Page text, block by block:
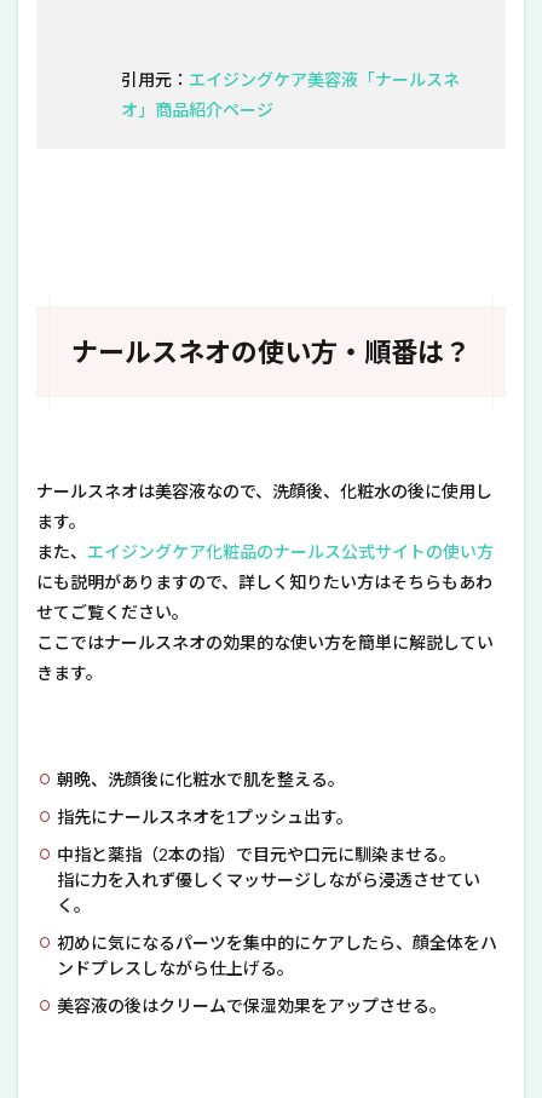
引用元： エイジングケア美容液「ナールスネ
オ」商品紹介ページ
ナールスネオの使い方・順番は？
ナールスネオは美容液なので、洗顔後、化粧水の後に使用し
ます。
また、 エイジングケア化粧品のナールス公式サイトの使い方
にも説明がありますので、詳しく知りたい方はそちらもあわ
せてご覧ください。
ここではナールスネオの効果的な使い方を簡単に解説してい
きます。
朝晩、洗顔後に化粧水で肌を整える。
指先にナールスネオを1プッシュ出す。
中指と薬指（2本の指）で目元や口元に馴染ませる。
指に力を入れず優しくマッサージしながら浸透させてい
く。
初めに気になるパーツを集中的にケアしたら、顔全体をハ
ンドプレスしながら仕上げる。
美容液の後はクリームで保湿効果をアップさせる。